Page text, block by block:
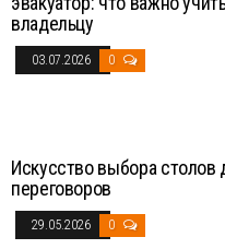
владельцу
03.07.2026 0
Искусство выбора столов
переговоров
29.05.2026 0